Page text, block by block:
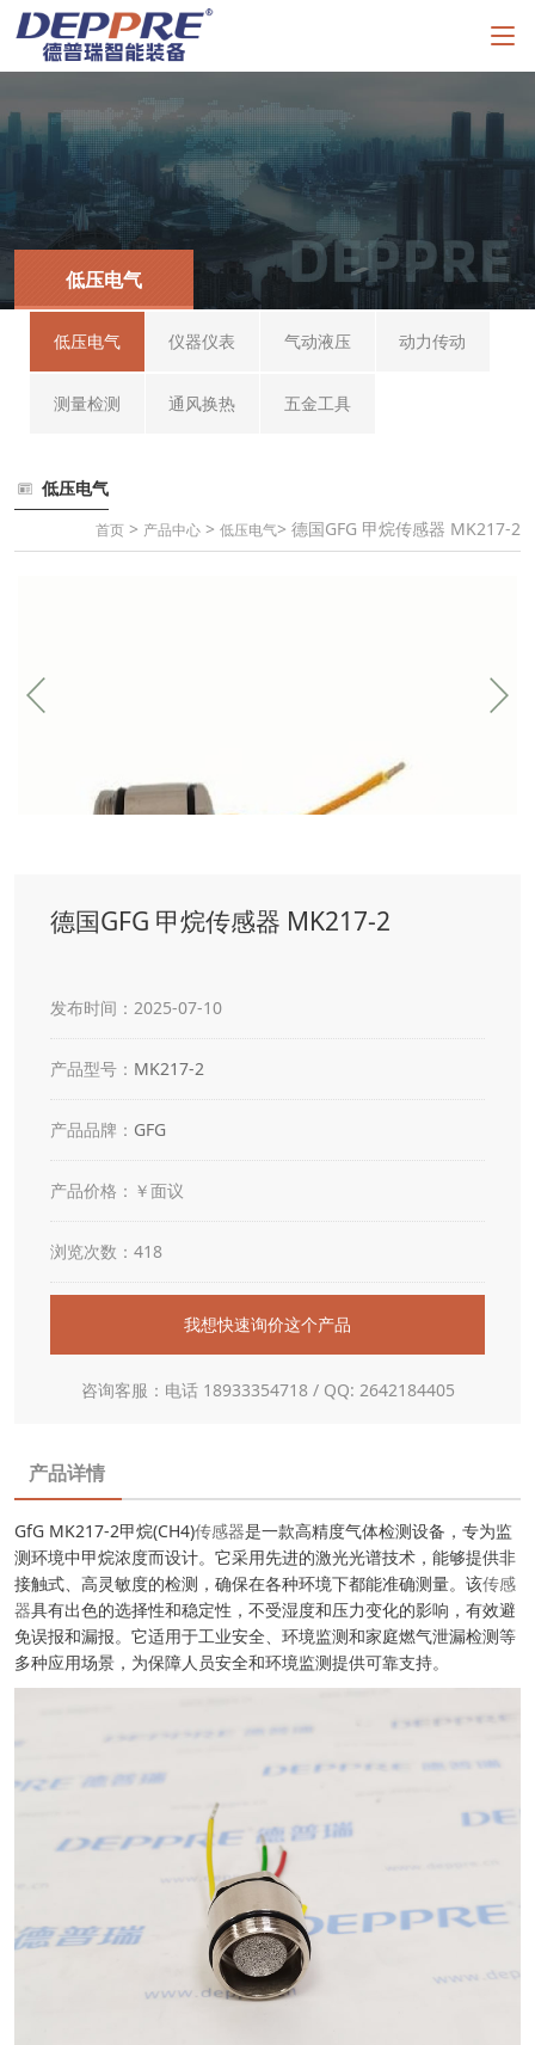
低压电气
低压电气 仪器仪表 气动液压 动力传动
测量检测 通风换热 五金工具
低压电气
首页 > 产品中心 > 低压电气> 德国GFG 甲烷传感器 MK217-2
德国GFG 甲烷传感器 MK217-2
发布时间：2025-07-10
产品型号： MK217-2
产品品牌： GFG
产品价格：￥面议
浏览次数：418
我想快速询价这个产品
咨询客服：电话 18933354718 / QQ: 2642184405
产品详情
GfG MK217-2甲烷(CH4)传感器是一款高精度气体检测设备，专为监
测环境中甲烷浓度而设计。它采用先进的激光光谱技术，能够提供非
接触式、高灵敏度的检测，确保在各种环境下都能准确测量。该传感
器具有出色的选择性和稳定性，不受湿度和压力变化的影响，有效避
免误报和漏报。它适用于工业安全、环境监测和家庭燃气泄漏检测等
多种应用场景，为保障人员安全和环境监测提供可靠支持。